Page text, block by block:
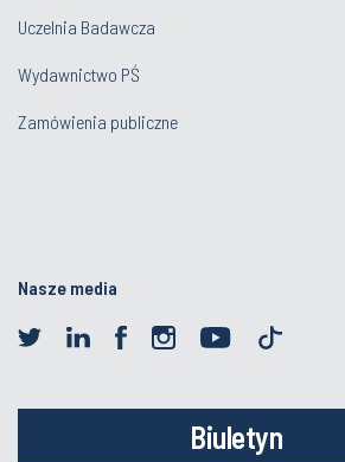
Uczelnia Badawcza
Wydawnictwo PŚ
Zamówienia publiczne
Nasze media
Biuletyn